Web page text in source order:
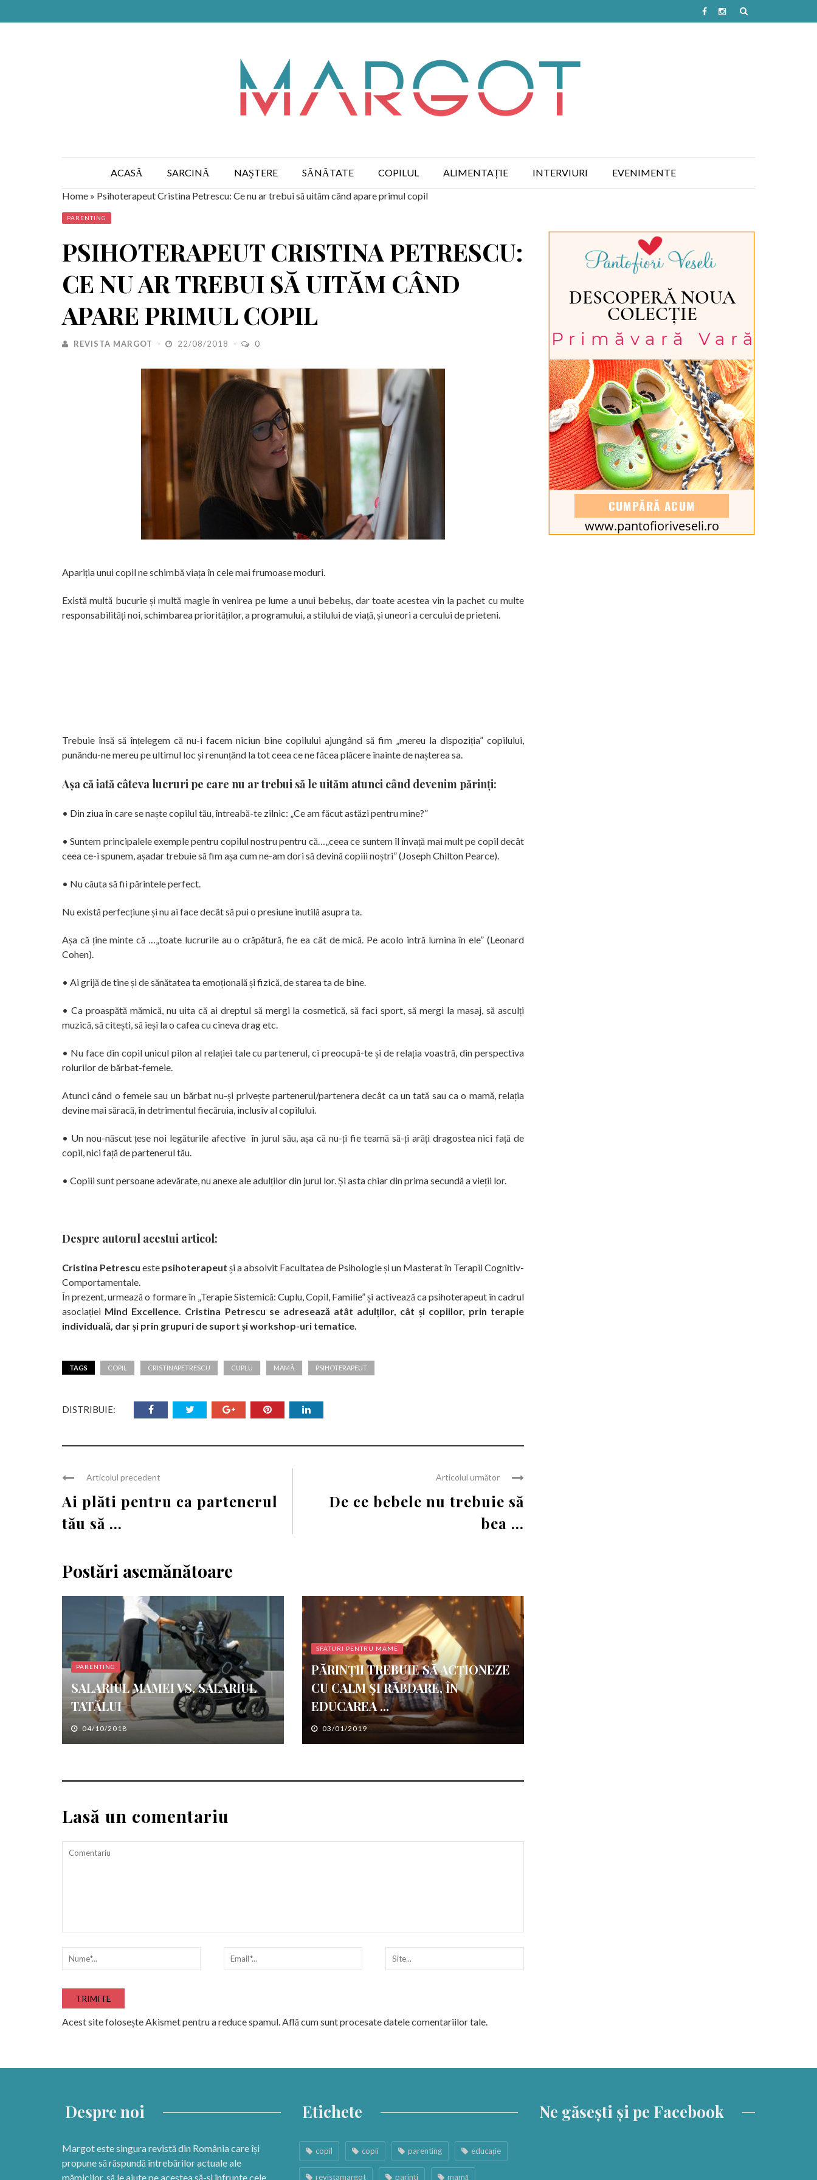
ACASĂ SARCINĂ NAȘTERE SĂNĂTATE COPILUL ALIMENTAȚIE INTERVIURI
EVENIMENTE
Home » Psihoterapeut Cristina Petrescu: Ce nu ar trebui să uităm când apare primul copil
PARENTING
PSIHOTERAPEUT CRISTINA PETRESCU:
CE NU AR TREBUI SĂ UITĂM CÂND
APARE PRIMUL COPIL
REVISTA MARGOT 22/08/2018 0
Apariția unui copil ne schimbă viața în cele mai frumoase moduri.
Există multă bucurie și multă magie în venirea pe lume a unui bebeluș, dar toate acestea vin la pachet cu multe
responsabilități noi, schimbarea priorităților, a programului, a stilului de viață, și uneori a cercului de prieteni.
Trebuie însă să înțelegem că nu-i facem niciun bine copilului ajungând să fim „mereu la dispoziția” copilului,
punându-ne mereu pe ultimul loc și renunțând la tot ceea ce ne făcea plăcere înainte de nașterea sa.
Așa că iată câteva lucruri pe care nu ar trebui să le uităm atunci când devenim părinți:
• Din ziua în care se naște copilul tău, întreabă-te zilnic: „Ce am făcut astăzi pentru mine?”
• Suntem principalele exemple pentru copilul nostru pentru că…„ceea ce suntem îl învață mai mult pe copil decât
ceea ce-i spunem, așadar trebuie să fim așa cum ne-am dori să devină copiii noștri” (Joseph Chilton Pearce).
• Nu căuta să fii părintele perfect.
Nu există perfecțiune și nu ai face decât să pui o presiune inutilă asupra ta.
Așa că ține minte că …„toate lucrurile au o crăpătură, fie ea cât de mică. Pe acolo intră lumina în ele” (Leonard
Cohen).
• Ai grijă de tine și de sănătatea ta emoțională și fizică, de starea ta de bine.
• Ca proaspătă mămică, nu uita că ai dreptul să mergi la cosmetică, să faci sport, să mergi la masaj, să asculți
muzică, să citești, să ieși la o cafea cu cineva drag etc.
• Nu face din copil unicul pilon al relației tale cu partenerul, ci preocupă-te și de relația voastră, din perspectiva
rolurilor de bărbat-femeie.
Atunci când o femeie sau un bărbat nu-și privește partenerul/partenera decât ca un tată sau ca o mamă, relația
devine mai săracă, în detrimentul fiecăruia, inclusiv al copilului.
• Un nou-născut țese noi legăturile afective în jurul său, așa că nu-ți fie teamă să-ți arăți dragostea nici față de
copil, nici față de partenerul tău.
• Copiii sunt persoane adevărate, nu anexe ale adulților din jurul lor. Și asta chiar din prima secundă a vieții lor.
Despre autorul acestui articol:
Cristina Petrescu este psihoterapeut și a absolvit Facultatea de Psihologie și un Masterat în Terapii Cognitiv-
Comportamentale.
În prezent, urmează o formare în „Terapie Sistemică: Cuplu, Copil, Familie” și activează ca psihoterapeut în cadrul
asociației Mind Excellence. Cristina Petrescu se adresează atât adulților, cât și copiilor, prin terapie
individuală, dar și prin grupuri de suport și workshop-uri tematice.
TAGS COPIL CRISTINAPETRESCU CUPLU MAMĂ PSIHOTERAPEUT
DISTRIBUIE:
Articolul precedent
Ai plăti pentru ca partenerul
tău să ...
Articolul următor
De ce bebele nu trebuie să
bea ...
Postări asemănătoare
PARENTING
SALARIUL MAMEI VS. SALARIUL
TATĂLUI
04/10/2018
SFATURI PENTRU MAME
PĂRINȚII TREBUIE SĂ ACȚIONEZE
CU CALM ȘI RĂBDARE, ÎN
EDUCAREA ...
03/01/2019
Lasă un comentariu
Acest site folosește Akismet pentru a reduce spamul.Află cum sunt procesate datele comentariilor tale.
Despre noi
Margot este singura revistă din România care își
propune să răspundă întrebărilor actuale ale
mămicilor, să le ajute pe acestea să-și înfrunte cele
Etichete
copil copii parenting educație
revistamargot parinti mamă
Ne găsești și pe Facebook